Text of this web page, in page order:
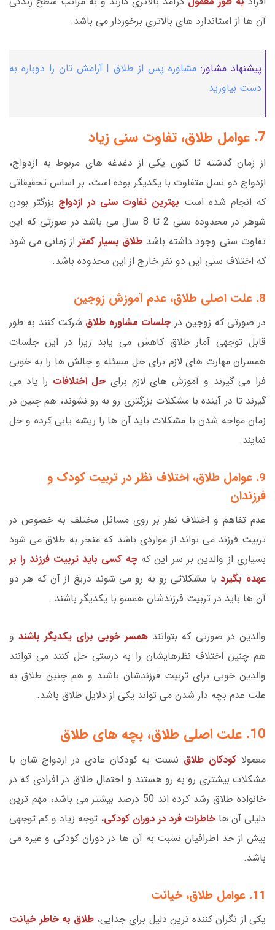
آن ها از استاندارد های بالاتری برخوردار می باشد.
پیشنهاد مشاور: مشاوره پس از طلاق | آرامش تان را دوباره به
دست بیاورید
7. عوامل طلاق، تفاوت سنی زیاد
از زمان گذشته تا کنون یکی از دغدغه های مربوط به ازدواج،
ازدواج دو نسل متفاوت با یکدیگر بوده است، بر اساس تحقیقاتی
که انجام شده است بهترین تفاوت سنی در ازدواج بزرگتر بودن
شوهر در محدوده سنی 2 تا 8 سال می باشد در صورتی که این
تفاوت سنی وجود داشته باشد طلاق بسیار کمتر از زمانی می شود
که اختلاف سنی این دو نفر خارج از این محدوده باشد.
8. علت اصلی طلاق، عدم آموزش زوجین
در صورتی که زوجین در جلسات مشاوره طلاق شرکت کنند به طور
قابل توجهی آمار طلاق کاهش می یابد زیرا در این جلسات
همسران مهارت های لازم برای حل مسئله و چالش ها را به خوبی
فرا می گیرند و آموزش های لازم برای حل اختلافات را یاد می
گیرند تا در آینده با مشکلات بزرگتری رو به رو نشوند، هم چنین در
زمان مواجه شدن با مشکلات باید آن ها را ریشه یابی کرده و حل
نمایند.
9. عوامل طلاق، اختلاف نظر در تربیت کودک و
فرزندان
عدم تفاهم و اختلاف نظر بر روی مسائل مختلف به خصوص در
تربیت فرزند می تواند از مواردی باشد که منجر به طلاق می شود
بسیاری از والدین بر سر این که چه کسی باید تربیت فرزند را بر
عهده بگیرد با مشکلاتی رو به رو می شوند دریغ از آن که هر دو
آن ها باید در تربیت فرزندشان همسو با یکدیگر باشند.
والدین در صورتی که بتوانند همسر خوبی برای یکدیگر باشند و
هم چنین اختلاف نظرهایشان را به درستی حل کنند می توانند
والدین خوبی برای تربیت فرزندشان باشند و هم چنین طلاق به
علت عدم بچه دار شدن می تواند یکی از دلایل طلاق باشد.
10. علت اصلی طلاق، بچه های طلاق
معمولا کودکان طلاق نسبت به کودکان عادی در ازدواج شان با
مشکلات بیشتری رو به رو هستند و احتمال طلاق در افرادی که در
خانواده طلاق رشد کرده اند 50 درصد بیشتر می باشد، مهم ترین
دلیلی آن ها خاطرات فرد در دوران کودکی، توجه زیاد و کم توجهی
بیش از حد اطرافیان نسبت به آن ها در دوران کودکی و غیره می
باشد.
11. عوامل طلاق، خیانت
یکی از نگران کننده ترین دلیل برای جدایی، طلاق به خاطر خیانت